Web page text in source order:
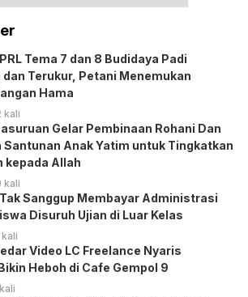
Tema 7 dan 8 Budidaya Padi
Terukur, Petani Menemukan
Hama
kali
Gelar Pembinaan Rohani Dan
Santunan Anak Yatim untuk Tingkatkan
kepada Allah
kali
Sanggup Membayar Administrasi
Disuruh Ujian di Luar Kelas
Video LC Freelance Nyaris
Heboh di Cafe Gempol 9